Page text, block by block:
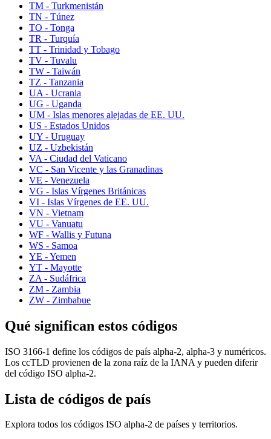
TM - Turkmenistán
TN - Túnez
TO - Tonga
TR - Turquía
TT - Trinidad y Tobago
TV - Tuvalu
TW - Taiwán
TZ - Tanzania
UA - Ucrania
UG - Uganda
UM - Islas menores alejadas de EE. UU.
US - Estados Unidos
UY - Uruguay
UZ - Uzbekistán
VA - Ciudad del Vaticano
VC - San Vicente y las Granadinas
VE - Venezuela
VG - Islas Vírgenes Británicas
VI - Islas Vírgenes de EE. UU.
VN - Vietnam
VU - Vanuatu
WF - Wallis y Futuna
WS - Samoa
YE - Yemen
YT - Mayotte
ZA - Sudáfrica
ZM - Zambia
ZW - Zimbabue
Qué significan estos códigos
ISO 3166-1 define los códigos de país alpha-2, alpha-3 y numéricos.
Los ccTLD provienen de la zona raíz de la IANA y pueden diferir
del código ISO alpha-2.
Lista de códigos de país
Explora todos los códigos ISO alpha-2 de países y territorios.